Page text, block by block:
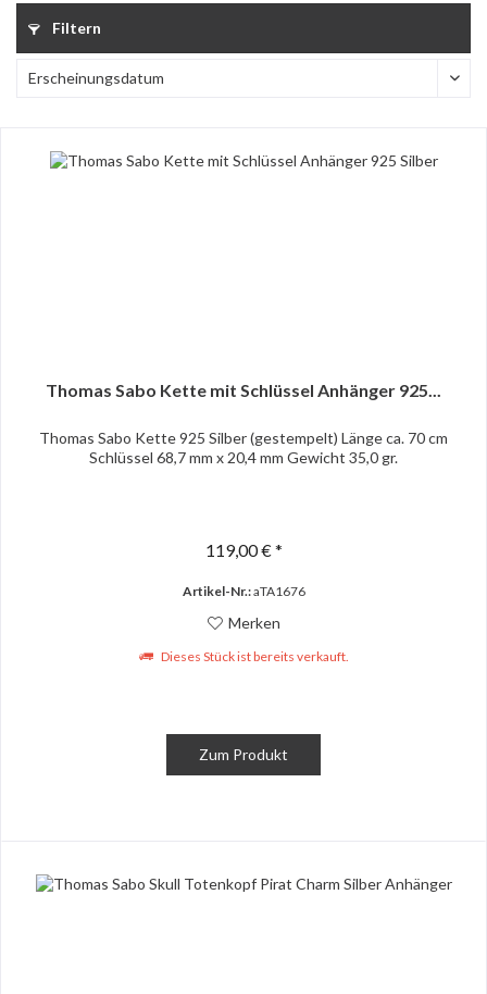
Filtern
Thomas Sabo Kette mit Schlüssel Anhänger 925...
Thomas Sabo Kette 925 Silber (gestempelt) Länge ca. 70 cm
Schlüssel 68,7 mm x 20,4 mm Gewicht 35,0 gr.
119,00 € *
Artikel-Nr.:aTA1676
Merken
Dieses Stück ist bereits verkauft.
Zum Produkt